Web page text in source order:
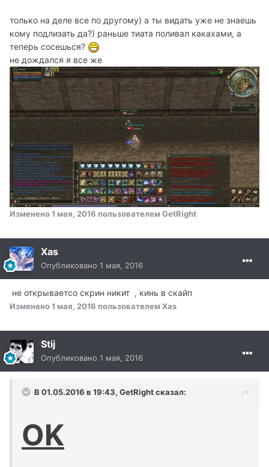
только на деле все по другому) а ты видать уже не знаешь
кому подлизать да?) раньше тиата поливал какахами, а
теперь сосешься?
не дождался я все же
Изменено1 мая, 2016 пользователем GetRight
Xas
Опубликовано 1 мая, 2016
не открываетсо скрин никит , кинь в скайп
Изменено1 мая, 2016 пользователем Xas
Stij
Опубликовано 1 мая, 2016
В 01.05.2016 в 19:43, GetRight сказал:
OK